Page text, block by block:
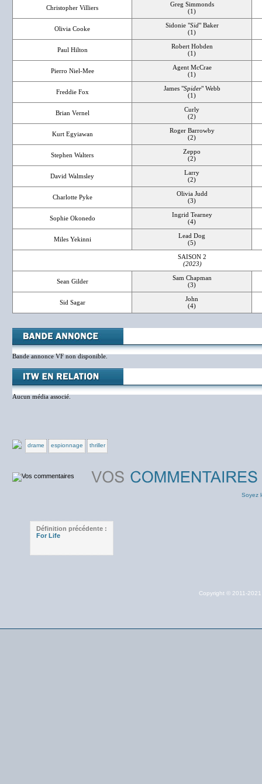
Christopher Villiers
Greg Simmonds
(1)
Olivia Cooke Sidonie "Sid" Baker
(1)
Paul Hilton
Robert Hobden
(1)
Pierro Niel-Mee
Agent McCrae
(1)
Freddie Fox James "Spider" Webb
(1)
Brian Vernel
Curly
(2)
Kurt Egyiawan
Roger Barrowby
(2)
Stephen Walters
Zeppo
(2)
David Walmsley
Larry
(2)
Charlotte Pyke
Olivia Judd
(3)
Sophie Okonedo
Ingrid Tearney
(4)
Miles Yekinni
Lead Dog
(5)
SAISON 2
(2023)
Sean Gilder
Sam Chapman
(3)
Sid Sagar
John
(4)
Bande annonce VF non disponible.
Aucun média associé.
drame espionnage thriller
Soyez
Définition précédente :
For Life
Copyright © 2011-